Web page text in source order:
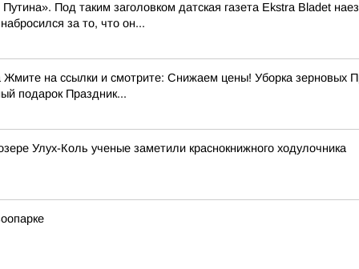
Под таким заголовком датская газета Ekstra Bladet
за то, что он...
на ссылки и смотрите: Снижаем цены! Уборка зерновых
подарок Праздник...
Улух-Коль ученые заметили краснокнижного ходулочника